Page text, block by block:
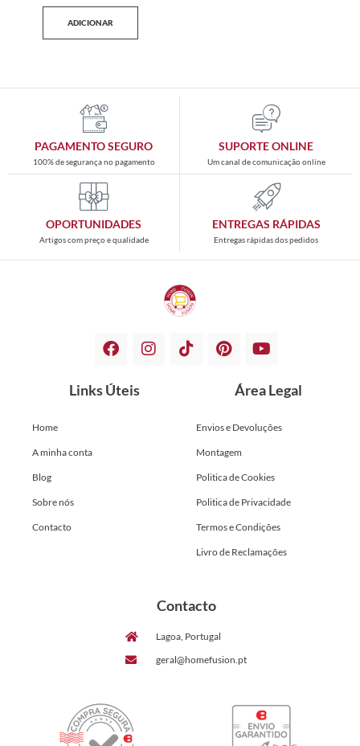
ADICIONAR
PAGAMENTO SEGURO
100% de segurança no pagamento
SUPORTE ONLINE
Um canal de comunicação online
OPORTUNIDADES
Artigos com preço e qualidade
ENTREGAS RÁPIDAS
Entregas rápidas dos pedidos
Links Úteis
Home
A minha conta
Blog
Sobre nós
Contacto
Área Legal
Envios e Devoluções
Montagem
Politica de Cookies
Politica de Privacidade
Termos e Condições
Livro de Reclamações
Contacto
Lagoa, Portugal
geral@homefusion.pt